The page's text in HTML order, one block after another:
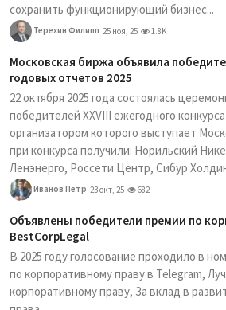
сохранить функционирующий бизнес...
Терехин Филипп 25 ноя, 25 1.8K
Московская биржа объявила
годовых отчетов 2025
22 октября 2025 года состоялась
победителей XXVIII ежегодного
организатором которого выступает
при конкурса получили: Норильский
Ленэнерго, Россети Центр, Сибур
Иванов Петр 23 окт, 25 682
Объявлены победители премии по
BestCorpLegal
В 2025 году голосование проходило в
по корпоративному праву в Telegram,
корпоративному праву, За вклад в